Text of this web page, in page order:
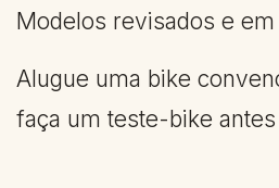
Modelos revisados e
Alugue uma bike
faça um teste-bike